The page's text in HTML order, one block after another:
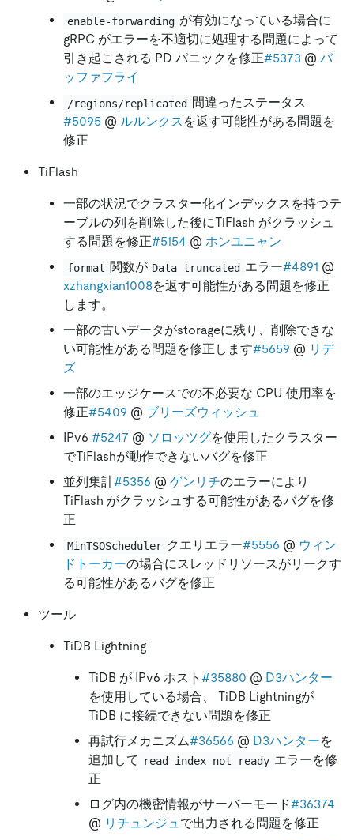
enable-forwarding が有効になっている場合に
gRPC がエラーを不適切に処理する問題によって
引き起こされる PD パニックを修正#5373 @ バ
ッファフライ
/regions/replicated 間違ったステータス
#5095 @ ルルンクス を返す可能性がある問題を
修正
TiFlash
一部の状況でクラスター化インデックスを持つテ
ーブルの列を削除した後にTiFlash がクラッシュ
する問題を修正#5154 @ ホンユニャン
format 関数が Data truncated エラー#4891 @
xzhangxian1008を返す可能性がある問題を修正
します。
一部の古いデータがstorageに残り、削除できな
い可能性がある問題を修正します#5659 @ リデ
ズ
一部のエッジケースでの不必要な CPU 使用率を
修正#5409 @ ブリーズウィッシュ
IPv6 #5247 @ ソロッツグを使用したクラスター
でTiFlashが動作できないバグを修正
並列集計#5356 @ ゲンリチのエラーにより
TiFlash がクラッシュする可能性があるバグを修
正
MinTSOScheduler クエリエラー#5556 @ ウィン
ドトーカーの場合にスレッドリソースがリークす
る可能性があるバグを修正
ツール
TiDB Lightning
TiDB が IPv6 ホスト #35880 @ D3ハンター
を使用している場合、 TiDB Lightningが
TiDB に接続できない問題を修正
再試行メカニズム#36566 @ D3ハンターを
追加して read index not ready エラーを修
正
ログ内の機密情報がサーバーモード#36374
@ リチュンジュで出力される問題を修正